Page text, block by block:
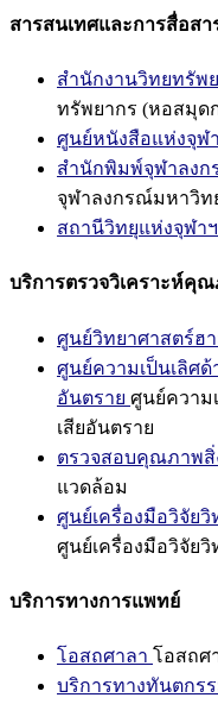
สารสนเทศและการสื่อสา
สำนักงานวิทยทรัพ
ทรัพยากร (หอสมุด
ศูนย์หนังสือแห่งจุฬ
สำนักพิมพ์จุฬาลง
จุฬาลงกรณ์มหาวิท
สถานีวิทยุแห่งจุฬาฯ
บริการตรวจวิเคราะห์คุ
ศูนย์วิทยาศาสตร์ฮ
ศูนย์ความเป็นเลิศด้
อันตราย ศูนย์ความ
เสียอันตราย
ตรวจสอบคุณภาพสิ่
แวดล้อม
ศูนย์เครื่องมือวิจัยวิ
ศูนย์เครื่องมือวิจัยวิ
บริการทางการแพทย์
โอสถศาลา โอสถศ
บริการทางทันตกร